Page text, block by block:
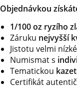
Objednávkou
1/100 oz ryzího
Záruku nejvyšší
Jistotu velmi
Numismat s
Tematickou
Certifikát